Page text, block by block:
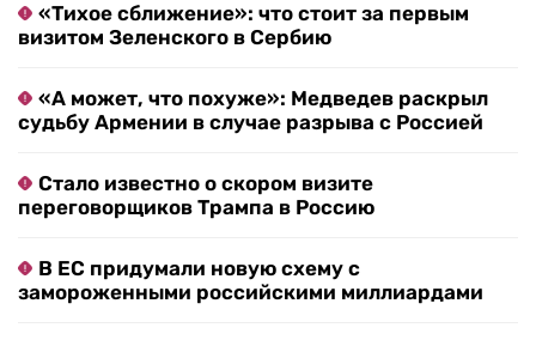
«Тихое сближение»: что стоит за первым
визитом Зеленского в Сербию
«А может, что похуже»: Медведев раскрыл
судьбу Армении в случае разрыва с Россией
Стало известно о скором визите
переговорщиков Трампа в Россию
В ЕС придумали новую схему с
замороженными российскими миллиардами